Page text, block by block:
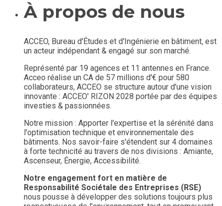
À propos de nous
ACCEO, Bureau d'Études et d'Ingénierie en bâtiment, est
un acteur indépendant & engagé sur son marché.
Représenté par 19 agences et 11 antennes en France.
Acceo réalise un CA de 57 millions d'€ pour 580
collaborateurs, ACCEO se structure autour d'une vision
innovante : ACCEO' RIZON 2028 portée par des équipes
investies & passionnées.
Notre mission : Apporter l'expertise et la sérénité dans
l'optimisation technique et environnementale des
bâtiments. Nos savoir-faire s'étendent sur 4 domaines
à forte technicité au travers de nos divisions : Amiante,
Ascenseur, Énergie, Accessibilité.
Notre engagement fort en matière de
Responsabilité Sociétale des Entreprises (RSE)
nous pousse à développer des solutions toujours plus